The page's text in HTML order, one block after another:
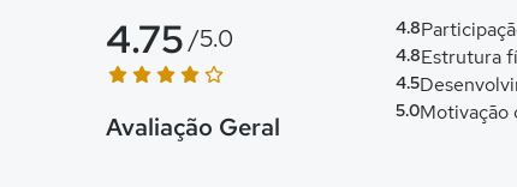
Avaliação Geral
4.75 /5.0 4.8
4.8Estrutura
4.5
5.0Motivação